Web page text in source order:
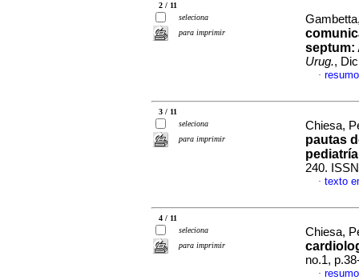
2 / 11
seleciona
para imprimir
septum:
Urug.,
·
3 / 11
seleciona
para imprimir
Chiesa,
pautas
pediatría
240.
· texto
4 / 11
seleciona
para imprimir
Chiesa,
no.1,
·